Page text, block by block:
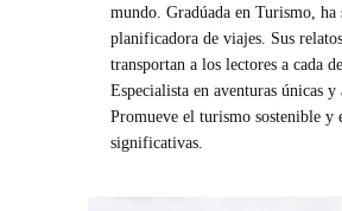
mundo. Gradúada en Turismo,
planificadora de viajes. Sus
transportan a los lectores a cada
Especialista en aventuras únicas y
Promueve el turismo sostenible y
significativas.